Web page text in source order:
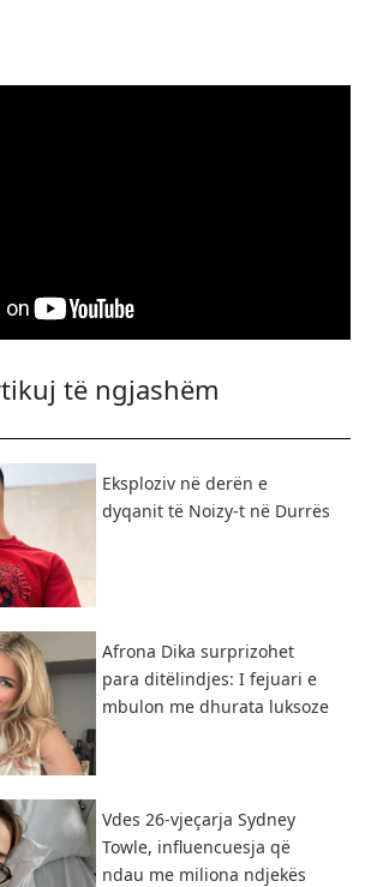
të ngjashëm
Eksploziv në derën e
dyqanit të Noizy-t në Durrës
Afrona Dika surprizohet
para ditëlindjes: I fejuari e
mbulon me dhurata luksoze
Vdes 26-vjeçarja Sydney
Towle, influencuesja që
ndau me miliona ndjekës